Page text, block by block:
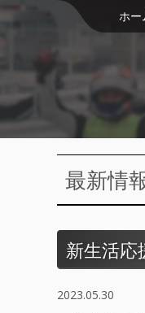
ホー
最新情
新生活応
2023.05.30